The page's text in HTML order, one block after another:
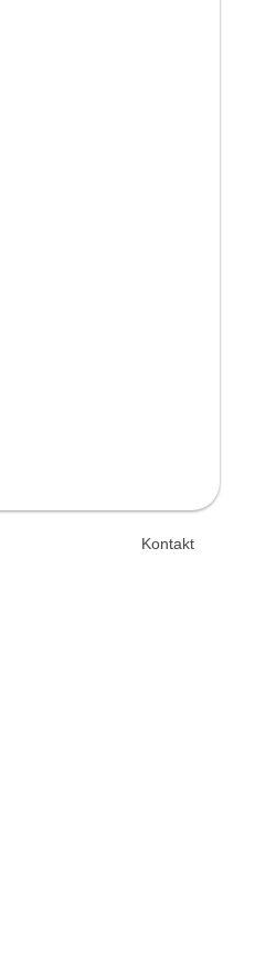
Kontakt
© 2026 Unsertag.de - Ihr